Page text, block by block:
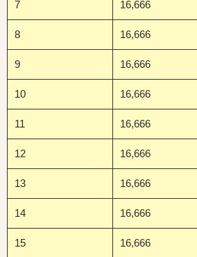
7 16,666
8 16,666
9 16,666
10 16,666
11 16,666
12 16,666
13 16,666
14 16,666
15 16,666